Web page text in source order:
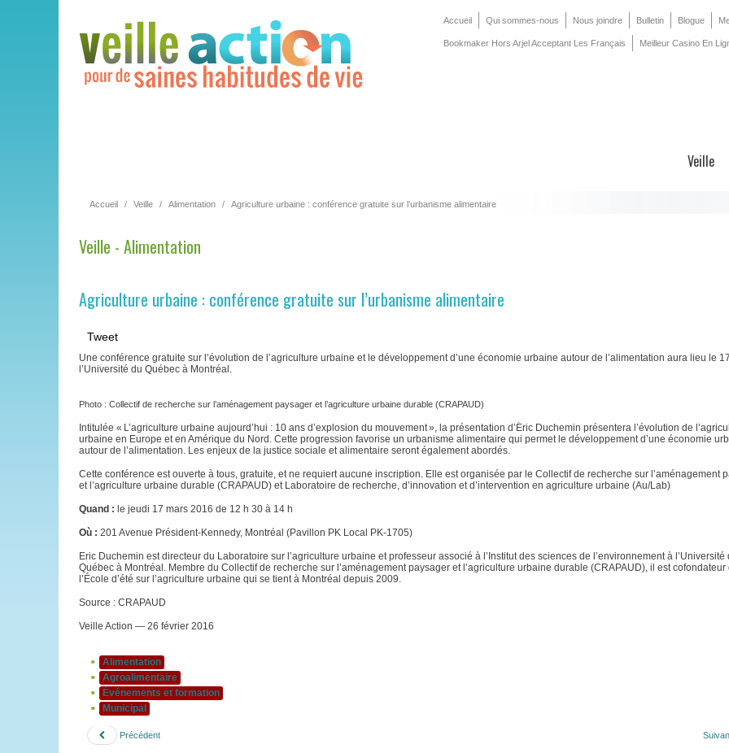
Accueil Qui sommes-nous Nous joindre Bulletin Blogue
Bookmaker Hors Arjel Acceptant Les Français Meilleur Casino En
Veille
Accueil / Veille / Alimentation / Agriculture urbaine : conférence gratuite sur l’urbanisme alimentaire
Veille - Alimentation
Agriculture urbaine : conférence gratuite sur l’urbanisme alimentaire
Tweet
Une conférence gratuite sur l’évolution de l’agriculture urbaine et le développement d’une économie urbaine autour de l’alimentation aura lieu le
l’Université du Québec à Montréal.
Photo : Collectif de recherche sur l’aménagement paysager et l’agriculture urbaine durable (CRAPAUD)
Intitulée « L’agriculture urbaine aujourd’hui : 10 ans d’explosion du mouvement », la présentation d’Éric Duchemin présentera l’évolution de
urbaine en Europe et en Amérique du Nord. Cette progression favorise un urbanisme alimentaire qui permet le développement d’une économie
autour de l’alimentation. Les enjeux de la justice sociale et alimentaire seront également abordés.
Cette conférence est ouverte à tous, gratuite, et ne requiert aucune inscription. Elle est organisée par le Collectif de recherche sur l’aménagement
et l’agriculture urbaine durable (CRAPAUD) et Laboratoire de recherche, d’innovation et d’intervention en agriculture urbaine (Au/Lab)
Quand : le jeudi 17 mars 2016 de 12 h 30 à 14 h
Où : 201 Avenue Président-Kennedy, Montréal (Pavillon PK Local PK-1705)
Eric Duchemin est directeur du Laboratoire sur l’agriculture urbaine et professeur associé à l’Institut des sciences de l’environnement à l’Université
Québec à Montréal. Membre du Collectif de recherche sur l’aménagement paysager et l’agriculture urbaine durable (CRAPAUD), il est cofondateur
l’École d’été sur l’agriculture urbaine qui se tient à Montréal depuis 2009.
Source : CRAPAUD
Veille Action — 26 février 2016
Alimentation
Agroalimentaire
Événements et formation
Municipal
Précédent